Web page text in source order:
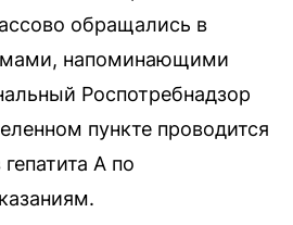
обращались в
напоминающими
Роспотребнадзор
пункте проводится
А по